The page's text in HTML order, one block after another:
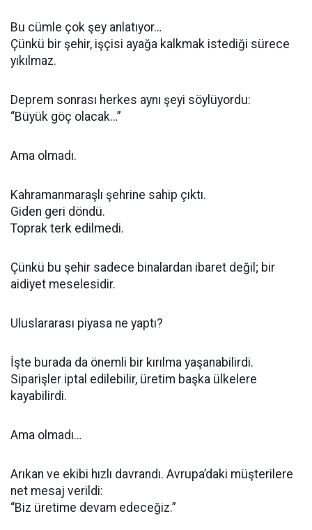
Bu cümle çok şey anlatıyor…
Çünkü bir şehir, işçisi ayağa kalkmak istediği sürece
yıkılmaz.
Deprem sonrası herkes aynı şeyi söylüyordu:
“Büyük göç olacak…”
Ama olmadı.
Kahramanmaraşlı şehrine sahip çıktı.
Giden geri döndü.
Toprak terk edilmedi.
Çünkü bu şehir sadece binalardan ibaret değil; bir
aidiyet meselesidir.
Uluslararası piyasa ne yaptı?
İşte burada da önemli bir kırılma yaşanabilirdi.
Siparişler iptal edilebilir, üretim başka ülkelere
kayabilirdi.
Ama olmadı…
Arıkan ve ekibi hızlı davrandı. Avrupa’daki müşterilere
net mesaj verildi:
“Biz üretime devam edeceğiz.”